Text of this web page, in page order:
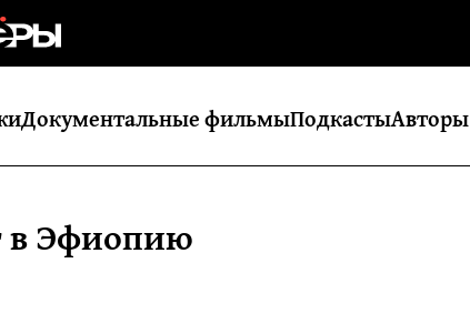
Документальные фильмыПодкастыАвторы
в Эфиопию